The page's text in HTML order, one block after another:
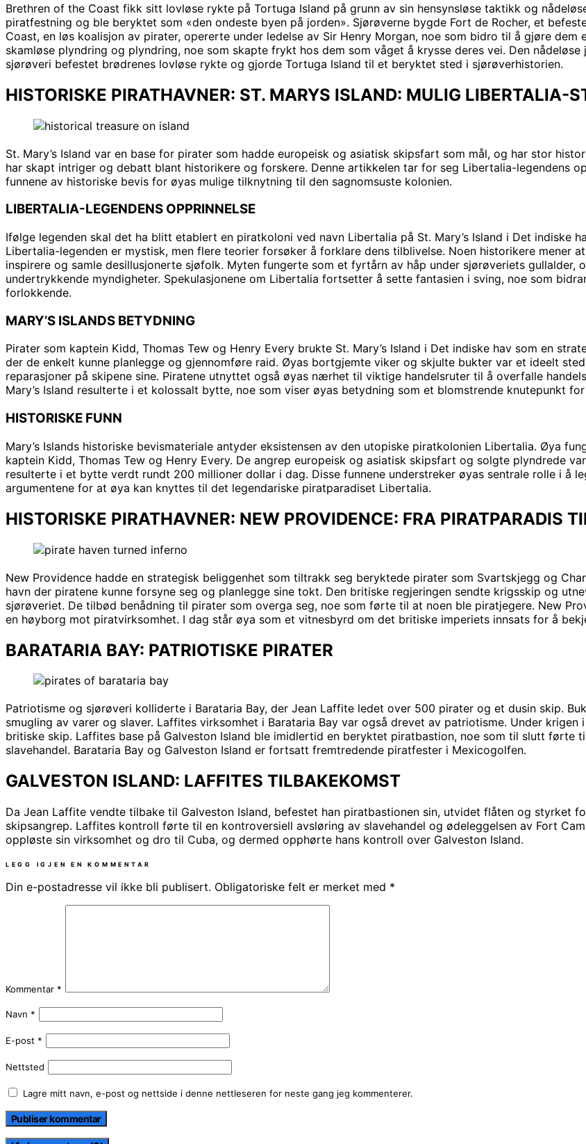
Brethren of the Coast fikk sitt lovløse rykte på Tortuga Island på grunn av sin hensynsløse taktikk og
piratfestning og ble beryktet som «den ondeste byen på jorden». Sjørøverne bygde Fort de Rocher, et
Coast, en løs koalisjon av pirater, opererte under ledelse av Sir Henry Morgan, noe som bidro til å gjøre
skamløse plyndring og plyndring, noe som skapte frykt hos dem som våget å krysse deres vei. Den
sjørøveri befestet brødrenes lovløse rykte og gjorde Tortuga Island til et beryktet sted i sjørøverhistorien.
HISTORISKE PIRATHAVNER: ST. MARYS ISLAND: MULIG LIBERTALIA-
St. Mary’s Island var en base for pirater som hadde europeisk og asiatisk skipsfart som mål, og har stor
har skapt intriger og debatt blant historikere og forskere. Denne artikkelen tar for seg Libertalia-legendens
funnene av historiske bevis for øyas mulige tilknytning til den sagnomsuste kolonien.
LIBERTALIA-LEGENDENS OPPRINNELSE
Ifølge legenden skal det ha blitt etablert en piratkoloni ved navn Libertalia på St. Mary’s Island i Det indiske
Libertalia-legenden er mystisk, men flere teorier forsøker å forklare dens tilblivelse. Noen historikere
inspirere og samle desillusjonerte sjøfolk. Myten fungerte som et fyrtårn av håp under sjørøveriets
undertrykkende myndigheter. Spekulasjonene om Libertalia fortsetter å sette fantasien i sving, noe som
forlokkende.
MARY’S ISLANDS BETYDNING
Pirater som kaptein Kidd, Thomas Tew og Henry Every brukte St. Mary’s Island i Det indiske hav som en
der de enkelt kunne planlegge og gjennomføre raid. Øyas bortgjemte viker og skjulte bukter var et ideelt
reparasjoner på skipene sine. Piratene utnyttet også øyas nærhet til viktige handelsruter til å overfalle
Mary’s Island resulterte i et kolossalt bytte, noe som viser øyas betydning som et blomstrende knutepunkt
HISTORISKE FUNN
Mary’s Islands historiske bevismateriale antyder eksistensen av den utopiske piratkolonien Libertalia. Øya
kaptein Kidd, Thomas Tew og Henry Every. De angrep europeisk og asiatisk skipsfart og solgte plyndrede
resulterte i et bytte verdt rundt 200 millioner dollar i dag. Disse funnene understreker øyas sentrale rolle i å
argumentene for at øya kan knyttes til det legendariske piratparadiset Libertalia.
HISTORISKE PIRATHAVNER: NEW PROVIDENCE: FRA PIRATPARADIS
New Providence hadde en strategisk beliggenhet som tiltrakk seg beryktede pirater som Svartskjegg og
havn der piratene kunne forsyne seg og planlegge sine tokt. Den britiske regjeringen sendte krigsskip og
sjørøveriet. De tilbød benådning til pirater som overga seg, noe som førte til at noen ble piratjegere. New
en høyborg mot piratvirksomhet. I dag står øya som et vitnesbyrd om det britiske imperiets innsats for å
BARATARIA BAY: PATRIOTISKE PIRATER
Patriotisme og sjørøveri kolliderte i Barataria Bay, der Jean Laffite ledet over 500 pirater og et dusin skip.
smugling av varer og slaver. Laffites virksomhet i Barataria Bay var også drevet av patriotisme. Under krigen
britiske skip. Laffites base på Galveston Island ble imidlertid en beryktet piratbastion, noe som til slutt
slavehandel. Barataria Bay og Galveston Island er fortsatt fremtredende piratfester i Mexicogolfen.
GALVESTON ISLAND: LAFFITES TILBAKEKOMST
Da Jean Laffite vendte tilbake til Galveston Island, befestet han piratbastionen sin, utvidet flåten og styrket
skipsangrep. Laffites kontroll førte til en kontroversiell avsløring av slavehandel og ødeleggelsen av Fort
oppløste sin virksomhet og dro til Cuba, og dermed opphørte hans kontroll over Galveston Island.
LEGG IGJEN EN KOMMENTAR
Din e-postadresse vil ikke bli publisert. Obligatoriske felt er merket med *
Kommentar *
Navn *
E-post *
Nettsted
Lagre mitt navn, e-post og nettside i denne nettleseren for neste gang jeg kommenterer.